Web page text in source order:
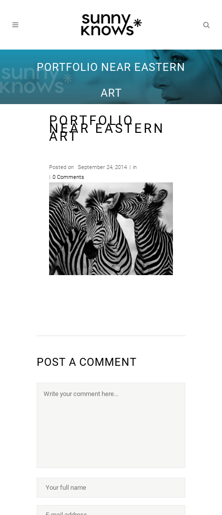
PORTFOLIO NEAR EASTERN
ART
PORTFOLIO
NEAR EASTERN
ART
Posted on September 24, 2014
in
0 Comments
POST A COMMENT